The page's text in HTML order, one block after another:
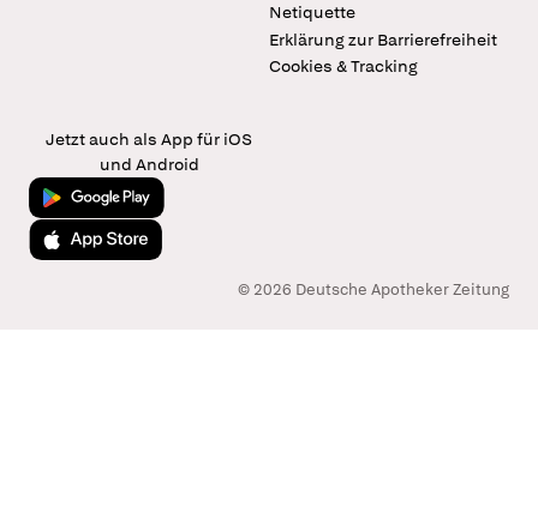
Netiquette
Erklärung zur Barrierefreiheit
Cookies & Tracking
Jetzt auch als App für iOS
und Android
Jetzt bei Google Play
Laden im App Store
© 2026 Deutsche Apotheker Zeitung